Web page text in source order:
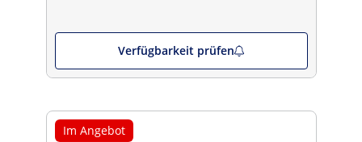
Verfügbarkeit prüfen
Im Angebot